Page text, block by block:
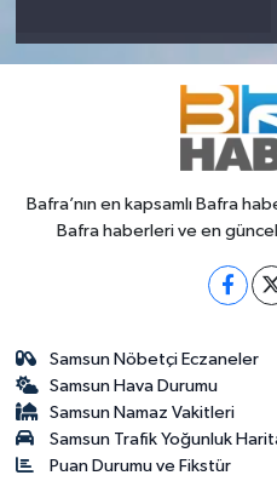
Bafra’nın en kapsamlı Bafra
Bafra haberleri ve en
Samsun Nöbetçi Eczaneler
Samsun Hava Durumu
Samsun Namaz Vakitleri
Samsun Trafik Yoğunluk
Puan Durumu ve Fikstür